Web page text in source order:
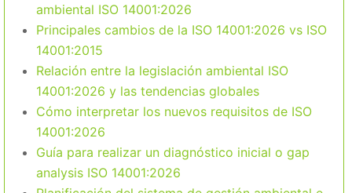
ambiental ISO 14001:2026
Principales cambios de la ISO 14001:2026 vs ISO
14001:2015
Relación entre la legislación ambiental ISO
14001:2026 y las tendencias globales
Cómo interpretar los nuevos requisitos de ISO
14001:2026
Guía para realizar un diagnóstico inicial o gap
analysis ISO 14001:2026